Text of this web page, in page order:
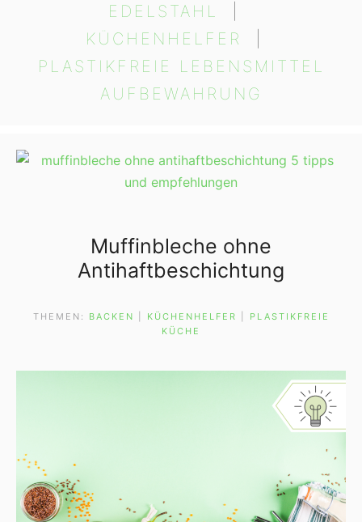
EDELSTAHL
KÜCHENHELFER
PLASTIKFREIE LEBENSMITTEL
AUFBEWAHRUNG
Muffinbleche ohne
Antihaftbeschichtung
THEMEN: BACKEN KÜCHENHELFER
PLASTIKFREIE
KÜCHE